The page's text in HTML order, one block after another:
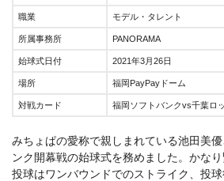
職業 モデル・タレント
所属事務所 PANORAMA
始球式日付 2021年3月26日
場所 福岡PayPayドーム
対戦カード 福岡ソフトバンクvs千葉ロ
みちょぱの愛称で親しまれている池田美
ンク開幕戦の始球式を務めました。かな
投球はワンバウンドでのストライク、投